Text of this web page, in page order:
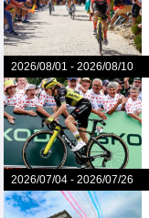
2026/08/01 -2026/08/10
2026/07/04 -2026/07/26